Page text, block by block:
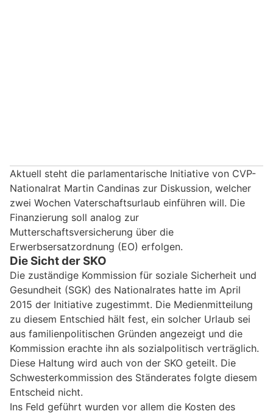
Aktuell steht die parlamentarische Initiative von CVP-
Nationalrat Martin Candinas zur Diskussion, welcher
zwei Wochen Vaterschaftsurlaub einführen will. Die
Finanzierung soll analog zur
Mutterschaftsversicherung über die
Erwerbsersatzordnung (EO) erfolgen.
Die Sicht der SKO
Die zuständige Kommission für soziale Sicherheit und
Gesundheit (SGK) des Nationalrates hatte im April
2015 der Initiative zugestimmt. Die Medienmitteilung
zu diesem Entschied hält fest, ein solcher Urlaub sei
aus familienpolitischen Gründen angezeigt und die
Kommission erachte ihn als sozialpolitisch verträglich.
Diese Haltung wird auch von der SKO geteilt. Die
Schwesterkommission des Ständerates folgte diesem
Entscheid nicht.
Ins Feld geführt wurden vor allem die Kosten des